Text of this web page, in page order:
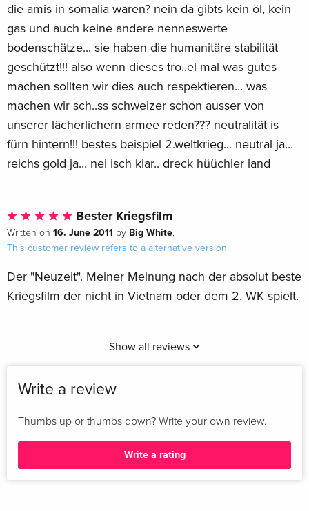
die amis in somalia waren? nein da gibts kein öl, kein
gas und auch keine andere nenneswerte
bodenschätze... sie haben die humanitäre stabilität
geschützt!!! also wenn dieses tro..el mal was gutes
machen sollten wir dies auch respektieren... was
machen wir sch..ss schweizer schon ausser von
unserer lächerlichern armee reden??? neutralität is
fürn hintern!!! bestes beispiel 2.weltkrieg... neutral ja...
reichs gold ja... nei isch klar.. dreck hüüchler land
Bester Kriegsfilm
Written on 16. June 2011 by Big White.
This customer review refers to a alternative version.
Der "Neuzeit". Meiner Meinung nach der absolut beste
Kriegsfilm der nicht in Vietnam oder dem 2. WK spielt.
Show all reviews
Write a review
Thumbs up or thumbs down? Write your own review.
Write a rating